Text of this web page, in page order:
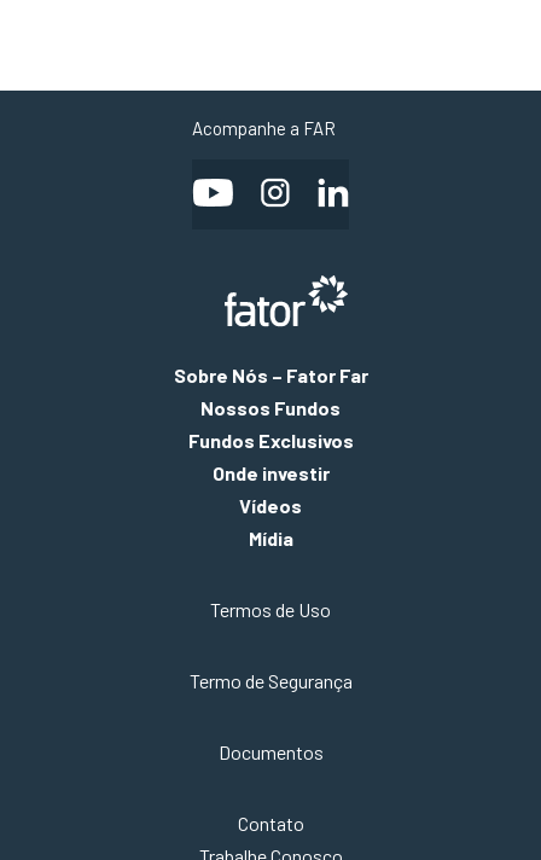
Acompanhe a FAR
Sobre Nós – Fator Far
Nossos Fundos
Fundos Exclusivos
Onde investir
Vídeos
Mídia
Termos de Uso
Termo de Segurança
Documentos
Contato